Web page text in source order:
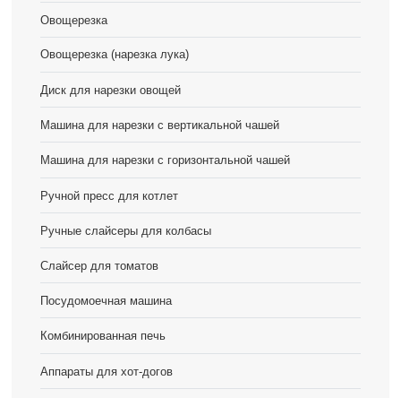
Овощерезка
Овощерезка (нарезка лука)
Диск для нарезки овощей
Машина для нарезки с вертикальной чашей
Машина для нарезки с горизонтальной чашей
Ручной пресс для котлет
Ручные слайсеры для колбасы
Слайсер для томатов
Посудомоечная машина
Комбинированная печь
Аппараты для хот-догов